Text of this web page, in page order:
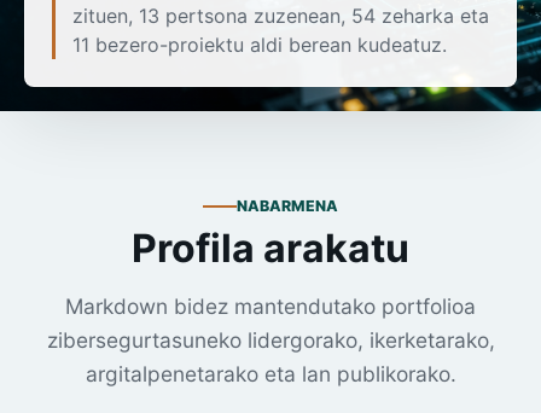
zituen, 13 pertsona zuzenean, 54 zeharka eta
11 bezero-proiektu aldi berean kudeatuz.
NABARMENA
Profila arakatu
Markdown bidez mantendutako portfolioa
zibersegurtasuneko lidergorako, ikerketarako,
argitalpenetarako eta lan publikorako.